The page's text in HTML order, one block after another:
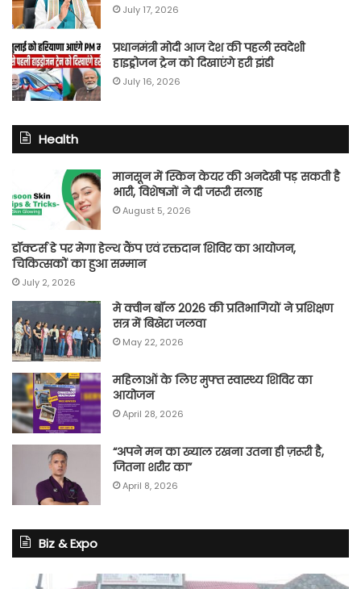
July 17, 2026
प्रधानमंत्री मोदी आज देश की पहली स्वदेशी
हाइड्रोजन ट्रेन को दिखाएंगे हरी झंडी
July 16, 2026
Health
मानसून में स्किन केयर की अनदेखी पड़ सकती है
भारी, विशेषज्ञों ने दी जरूरी सलाह
August 5, 2026
डॉक्टर्स डे पर मेगा हेल्थ कैंप एवं रक्तदान शिविर का आयोजन,
चिकित्सकों का हुआ सम्मान
July 2, 2026
मे क्वीन बॉल 2026 की प्रतिभागियों ने प्रशिक्षण
सत्र में बिखेरा जलवा
May 22, 2026
महिलाओं के लिए मुफ्त स्वास्थ्य शिविर का
आयोजन
April 28, 2026
“अपने मन का ख्याल रखना उतना ही ज़रूरी है,
जितना शरीर का”
April 8, 2026
Biz & Expo